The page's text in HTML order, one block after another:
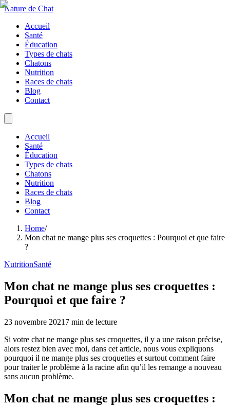
Nature de Chat
Accueil
Santé
Éducation
Types de chats
Chatons
Nutrition
Races de chats
Blog
Contact
Accueil
Santé
Éducation
Types de chats
Chatons
Nutrition
Races de chats
Blog
Contact
Home/
Mon chat ne mange plus ses croquettes : Pourquoi et que faire
?
NutritionSanté
Mon chat ne mange plus ses croquettes :
Pourquoi et que faire ?
23 novembre 2021 7 min de lecture
Si votre chat ne mange plus ses croquettes, il y a une raison précise,
alors restez bien avec moi, dans cet article, nous vous expliquons
pourquoi il ne mange plus ses croquettes et surtout comment faire
pour traiter le problème à la racine afin qu’il les remange a nouveau
sans aucun problème.
Mon chat ne mange plus ses croquettes :